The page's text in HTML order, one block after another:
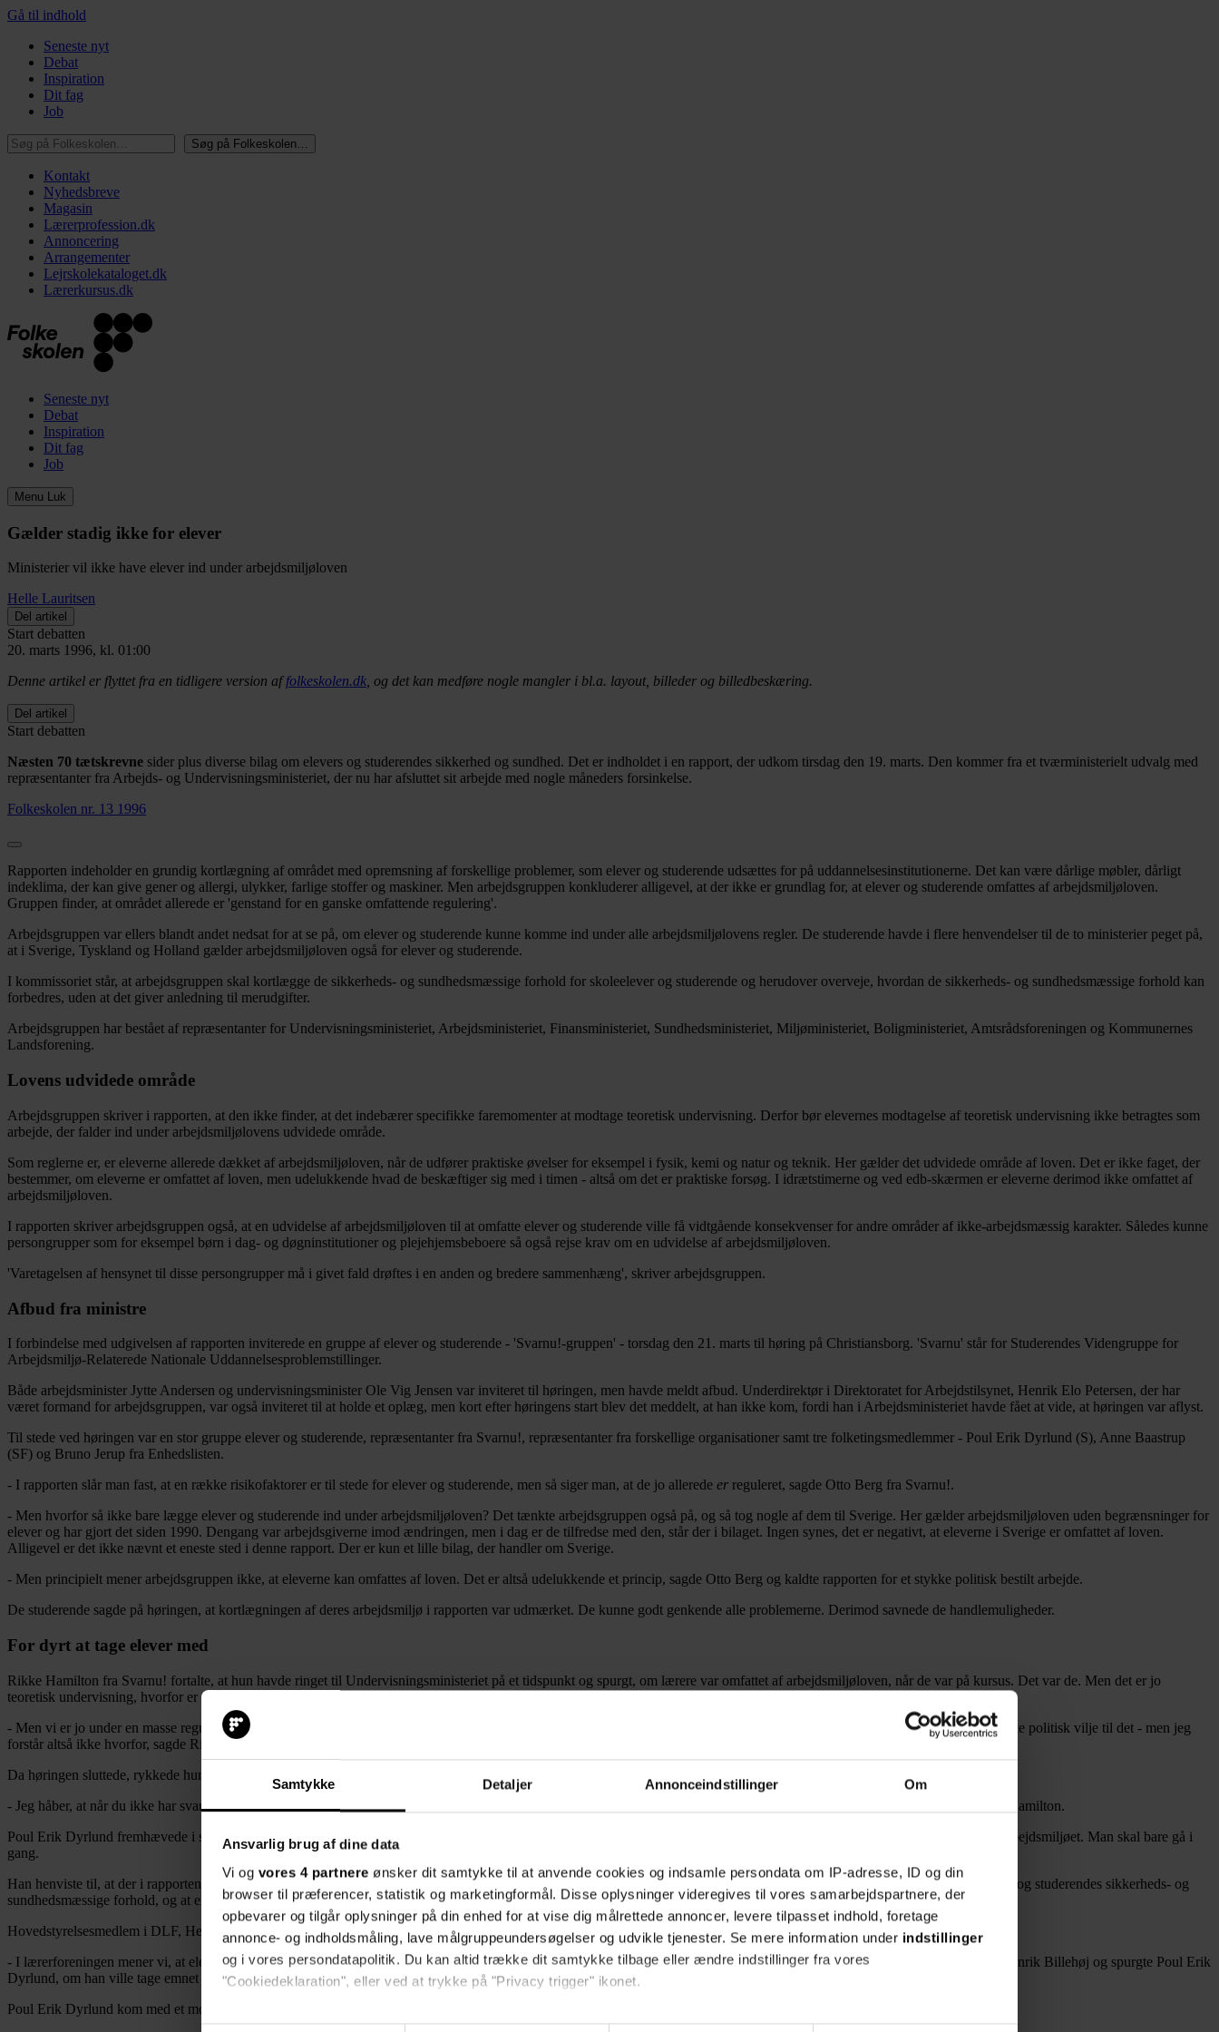
Samtykke Detaljer Annonceindstillinger Om
Ansvarlig brug af dine data
Vi og vores 4 partnere ønsker dit samtykke til at anvende cookies og indsamle persondata om IP-adresse, ID og din
browser til præferencer, statistik og marketingformål. Disse oplysninger videregives til vores samarbejdspartnere, der
opbevarer og tilgår oplysninger på din enhed for at vise dig målrettede annoncer, levere tilpasset indhold, foretage
annonce- og indholdsmåling, lave målgruppeundersøgelser og udvikle tjenester. Se mere information under indstillinger
og i vores persondatapolitik. Du kan altid trække dit samtykke tilbage eller ændre indstillinger fra vores
"Cookiedeklaration", eller ved at trykke på "Privacy trigger" ikonet.
Hvis du tillader det, vil vi også gerne:
Gå til indhold
Seneste nyt
Debat
Inspiration
Dit fag
Job
Søg på Folkeskolen…
Søg på Folkeskolen…
Kontakt
Nyhedsbreve
Magasin
Lærerprofession.dk
Annoncering
Arrangementer
Lejrskolekataloget.dk
Lærerkursus.dk
Seneste nyt
Debat
Inspiration
Dit fag
Job
Menu Luk
Gælder stadig ikke for elever
Ministerier vil ikke have elever ind under arbejdsmiljøloven
Helle Lauritsen
Del artikel
Start debatten
20. marts 1996, kl. 01:00
Denne artikel er flyttet fra en tidligere version affolkeskolen.dk, og det kan medføre nogle mangler i bl.a. layout, billeder og billedbeskæring.
Del artikel
Start debatten
Næsten 70 tætskrevne sider plus diverse bilag om elevers og studerendes sikkerhed og sundhed. Det er indholdet i en rapport, der udkom tirsdag den 19. marts. Den kommer fra et tværministerielt udvalg med
repræsentanter fra Arbejds- og Undervisningsministeriet, der nu har afsluttet sit arbejde med nogle måneders forsinkelse.
Folkeskolen nr. 13 1996
Rapporten indeholder en grundig kortlægning af området med opremsning af forskellige problemer, som elever og studerende udsættes for på uddannelsesinstitutionerne. Det kan være dårlige møbler, dårligt
indeklima, der kan give gener og allergi, ulykker, farlige stoffer og maskiner. Men arbejdsgruppen konkluderer alligevel, at der ikke er grundlag for, at elever og studerende omfattes af arbejdsmiljøloven.
Gruppen finder, at området allerede er 'genstand for en ganske omfattende regulering'.
Arbejdsgruppen var ellers blandt andet nedsat for at se på, om elever og studerende kunne komme ind under alle arbejdsmiljølovens regler. De studerende havde i flere henvendelser til de to ministerier peget på,
at i Sverige, Tyskland og Holland gælder arbejdsmiljøloven også for elever og studerende.
I kommissoriet står, at arbejdsgruppen skal kortlægge de sikkerheds- og sundhedsmæssige forhold for skoleelever og studerende og herudover overveje, hvordan de sikkerheds- og sundhedsmæssige forhold kan
forbedres, uden at det giver anledning til merudgifter.
Arbejdsgruppen har bestået af repræsentanter for Undervisningsministeriet, Arbejdsministeriet, Finansministeriet, Sundhedsministeriet, Miljøministeriet, Boligministeriet, Amtsrådsforeningen og Kommunernes
Landsforening.
Lovens udvidede område
Arbejdsgruppen skriver i rapporten, at den ikke finder, at det indebærer specifikke faremomenter at modtage teoretisk undervisning. Derfor bør elevernes modtagelse af teoretisk undervisning ikke betragtes som
arbejde, der falder ind under arbejdsmiljølovens udvidede område.
Som reglerne er, er eleverne allerede dækket af arbejdsmiljøloven, når de udfører praktiske øvelser for eksempel i fysik, kemi og natur og teknik. Her gælder det udvidede område af loven. Det er ikke faget, der
bestemmer, om eleverne er omfattet af loven, men udelukkende hvad de beskæftiger sig med i timen - altså om det er praktiske forsøg. I idrætstimerne og ved edb-skærmen er eleverne derimod ikke omfattet af
arbejdsmiljøloven.
I rapporten skriver arbejdsgruppen også, at en udvidelse af arbejdsmiljøloven til at omfatte elever og studerende ville få vidtgående konsekvenser for andre områder af ikke-arbejdsmæssig karakter. Således kunne
persongrupper som for eksempel børn i dag- og døgninstitutioner og plejehjemsbeboere så også rejse krav om en udvidelse af arbejdsmiljøloven.
'Varetagelsen af hensynet til disse persongrupper må i givet fald drøftes i en anden og bredere sammenhæng', skriver arbejdsgruppen.
Afbud fra ministre
I forbindelse med udgivelsen af rapporten inviterede en gruppe af elever og studerende - 'Svarnu!-gruppen' - torsdag den 21. marts til høring på Christiansborg. 'Svarnu' står for Studerendes Videngruppe for
Arbejdsmiljø-Relaterede Nationale Uddannelsesproblemstillinger.
Både arbejdsminister Jytte Andersen og undervisningsminister Ole Vig Jensen var inviteret til høringen, men havde meldt afbud. Underdirektør i Direktoratet for Arbejdstilsynet, Henrik Elo Petersen, der har
været formand for arbejdsgruppen, var også inviteret til at holde et oplæg, men kort efter høringens start blev det meddelt, at han ikke kom, fordi han i Arbejdsministeriet havde fået at vide, at høringen var aflyst.
Til stede ved høringen var en stor gruppe elever og studerende, repræsentanter fra Svarnu!, repræsentanter fra forskellige organisationer samt tre folketingsmedlemmer - Poul Erik Dyrlund (S), Anne Baastrup
(SF) og Bruno Jerup fra Enhedslisten.
- I rapporten slår man fast, at en række risikofaktorer er til stede for elever og studerende, men så siger man, at de jo allerede er reguleret, sagde Otto Berg fra Svarnu!.
- Men hvorfor så ikke bare lægge elever og studerende ind under arbejdsmiljøloven? Det tænkte arbejdsgruppen også på, og så tog nogle af dem til Sverige. Her gælder arbejdsmiljøloven uden begrænsninger for
elever og har gjort det siden 1990. Dengang var arbejdsgiverne imod ændringen, men i dag er de tilfredse med den, står der i bilaget. Ingen synes, det er negativt, at eleverne i Sverige er omfattet af loven.
Alligevel er det ikke nævnt et eneste sted i denne rapport. Der er kun et lille bilag, der handler om Sverige.
- Men principielt mener arbejdsgruppen ikke, at eleverne kan omfattes af loven. Det er altså udelukkende et princip, sagde Otto Berg og kaldte rapporten for et stykke politisk bestilt arbejde.
De studerende sagde på høringen, at kortlægningen af deres arbejdsmiljø i rapporten var udmærket. De kunne godt genkende alle problemerne. Derimod savnede de handlemuligheder.
For dyrt at tage elever med
Rikke Hamilton fra Svarnu! fortalte, at hun havde ringet til Undervisningsministeriet på et tidspunkt og spurgt, om lærere var omfattet af arbejdsmiljøloven, når de var på kursus. Det var de. Men det er jo
teoretisk undervisning, hvorfor er eleverne så ikke dækket af loven, når de modtager teoretisk undervisning, spurgte hun. Svaret havde lydt, at det ville blive for dyrt.
- Men vi er jo under en masse regulerende organer, viser denne rapport. Så er der vel ingen reel grund til, at vi ikke også kan komme ind under arbejdsmiljøloven. Der er bare ikke politisk vilje til det - men jeg
forstår altså ikke hvorfor, sagde Rikke Hamilton og efterlyste et svar fra politikerne.
Da høringen sluttede, rykkede hun for et svar hos Poul Erik Dyrlund (S).
- Jeg håber, at når du ikke har svaret, så er det, fordi du er blevet overbevist om, at vi skal ind under arbejdsmiljøloven, men du har bare ikke lyst til at sige det her, sagde Rikke Hamilton.
Poul Erik Dyrlund fremhævede i sit oplæg, at der allerede er en række regulerende organer for elevers og studerendes arbejdsmiljø, så det er allerede muligt at gøre noget ved arbejdsmiljøet. Man skal bare gå i
gang.
Han henviste til, at der i rapporten står, at skolers og uddannelsesinstitutioners sikkerhedsorganisation opfordres til også at beskæftige sig med spørgsmål af betydning for elevers og studerendes sikkerheds- og
sundhedsmæssige forhold, og at eleverne inddrages i arbejdet.
Hovedstyrelsesmedlem i DLF, Henrik Billehøj, sagde, at elever, studerende og indsatte i fængsler er de eneste, der ikke er omfattet af arbejdsmiljøloven.
- I lærerforeningen mener vi, at elever og studerende skal ind under arbejdsmiljøloven. Vi skal have klarlagt de organisatoriske og administrative forhold omkring dette, sagde Henrik Billehøj og spurgte Poul Erik
Dyrlund, om han ville tage emnet op i Folketinget.
Poul Erik Dyrlund kom med et modspørgsmål.